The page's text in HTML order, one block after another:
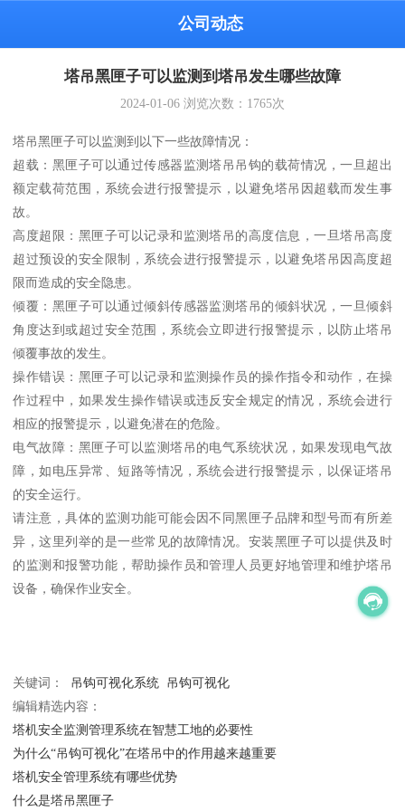
公司动态
塔吊黑匣子可以监测到塔吊发生哪些故障
2024-01-06 浏览次数： 1765次
塔吊黑匣子可以监测到以下一些故障情况：
超载：黑匣子可以通过传感器监测塔吊吊钩的载荷情况，一旦超出
额定载荷范围，系统会进行报警提示，以避免塔吊因超载而发生事
故。
高度超限：黑匣子可以记录和监测塔吊的高度信息，一旦塔吊高度
超过预设的安全限制，系统会进行报警提示，以避免塔吊因高度超
限而造成的安全隐患。
倾覆：黑匣子可以通过倾斜传感器监测塔吊的倾斜状况，一旦倾斜
角度达到或超过安全范围，系统会立即进行报警提示，以防止塔吊
倾覆事故的发生。
操作错误：黑匣子可以记录和监测操作员的操作指令和动作，在操
作过程中，如果发生操作错误或违反安全规定的情况，系统会进行
相应的报警提示，以避免潜在的危险。
电气故障：黑匣子可以监测塔吊的电气系统状况，如果发现电气故
障，如电压异常、短路等情况，系统会进行报警提示，以保证塔吊
的安全运行。
请注意，具体的监测功能可能会因不同黑匣子品牌和型号而有所差
异，这里列举的是一些常见的故障情况。安装黑匣子可以提供及时
的监测和报警功能，帮助操作员和管理人员更好地管理和维护塔吊
设备，确保作业安全。
关键词： 吊钩可视化系统 吊钩可视化
编辑精选内容：
塔机安全监测管理系统在智慧工地的必要性
为什么“吊钩可视化”在塔吊中的作用越来越重要
塔机安全管理系统有哪些优势
什么是塔吊黑匣子